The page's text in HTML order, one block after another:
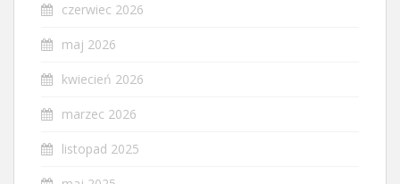
czerwiec 2026
maj 2026
kwiecień 2026
marzec 2026
listopad 2025